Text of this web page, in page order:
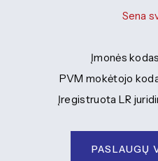
Sena
Įmonės
PVM mokėtojo
Įregistruota LR
PASLAUGŲ